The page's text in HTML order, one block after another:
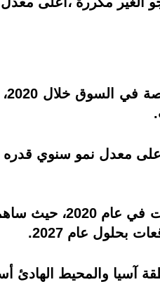
قدره 14.6% من عام 2021 إلى
احتلت أوروبا
بحلول عام 2027.
الهادئ أسرع معدل نمو